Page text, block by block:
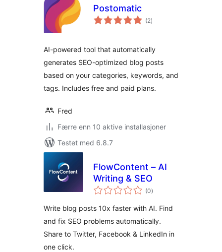
Postomatic
(2totale
vurderinger
)
AI-powered tool that automatically
generates SEO-optimized blog posts
based on your categories, keywords, and
tags. Includes free and paid plans.
Fred
Færre enn 10 aktive installasjoner
Testet med 6.8.7
FlowContent – AI
Writing & SEO
(0totale
vurderinger
)
Write blog posts 10x faster with AI. Find
and fix SEO problems automatically.
Share to Twitter, Facebook & LinkedIn in
one click.